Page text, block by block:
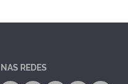
NAS REDES